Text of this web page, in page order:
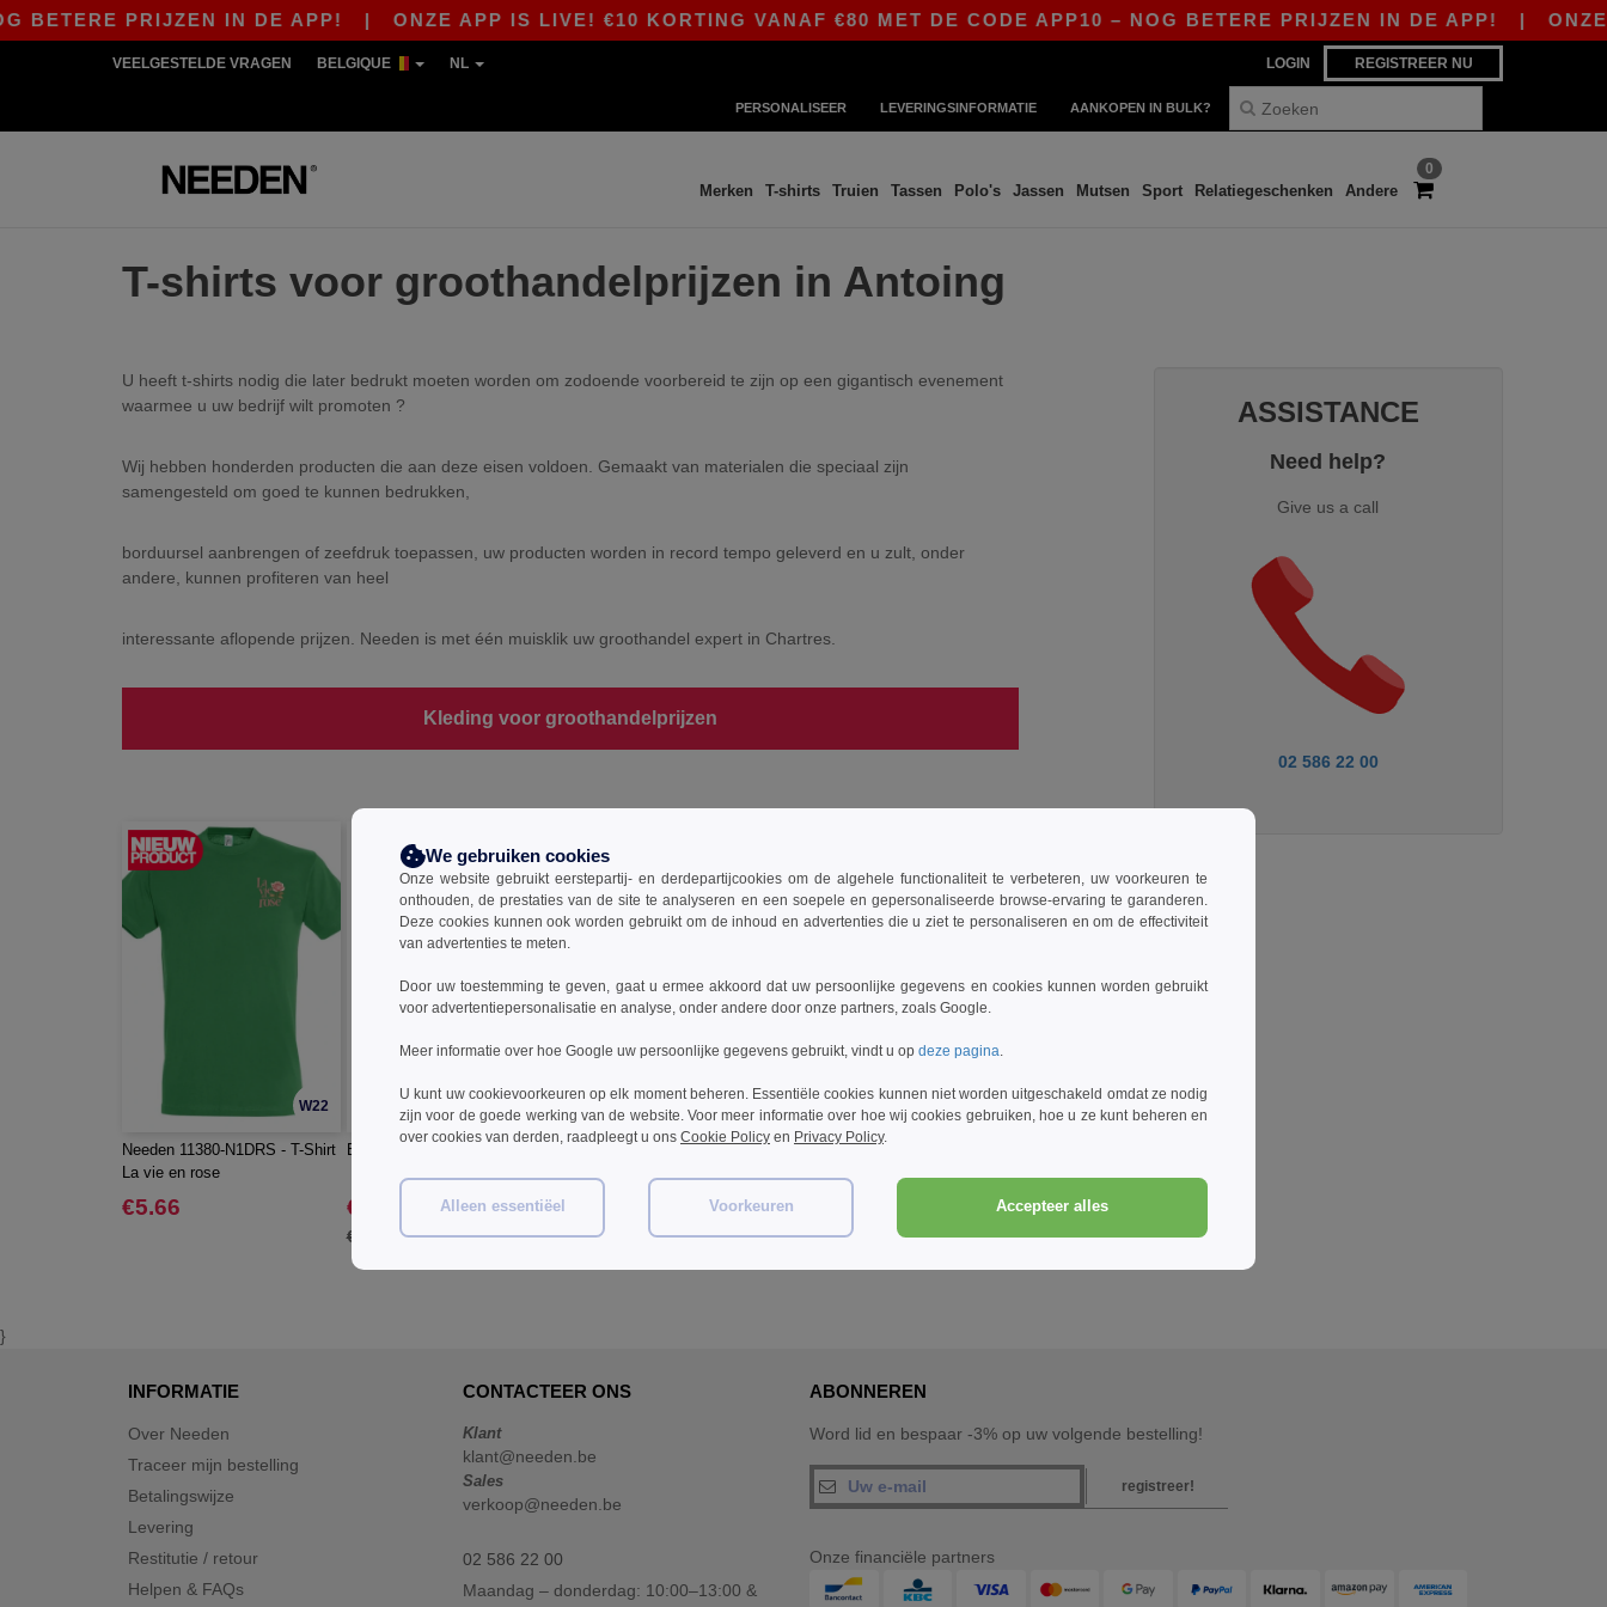
PRIJZEN IN DE APP!|ONZE APP IS LIVE! €10 KORTING VANAF €80 MET DE CODE APP10 – NOG BETERE PRIJZEN IN DE APP!|ONZE
LOGIN REGISTREER NU
VEELGESTELDE VRAGEN BELGIQUE NL
PERSONALISEER LEVERINGSINFORMATIE AANKOPEN IN BULK?
0
Merken T-shirts Truien Tassen Polo's Jassen Mutsen Sport Relatiegeschenken Andere
T-shirts voor groothandelprijzen in Antoing
U heeft t-shirts nodig die later bedrukt moeten worden om zodoende voorbereid te zijn op een gigantisch evenement
waarmee u uw bedrijf wilt promoten ?
Wij hebben honderden producten die aan deze eisen voldoen. Gemaakt van materialen die speciaal zijn
samengesteld om goed te kunnen bedrukken,
borduursel aanbrengen of zeefdruk toepassen, uw producten worden in record tempo geleverd en u zult, onder
andere, kunnen profiteren van heel
interessante aflopende prijzen. Needen is met één muisklik uw groothandel expert in Chartres.
Kleding voor groothandelprijzen
W22
Needen 11380-N1DRS - T-Shirt
La vie en rose
€5.66
B&C BC043 - Tw043 Dames
€4.79
€8.50
-44%
W1
PAS HET AAN!
Gildan GN186 - Ultra Cotton
€12.90
-38%
W1
B&C BC063 - Tee-shirt
€6.50
-36%
ASSISTANCE
Need help?
Give us a call
02 586 22 00
}
INFORMATIE
Over Needen
Traceer mijn bestelling
Betalingswijze
Levering
Restitutie / retour
Helpen & FAQs
CONTACTEER ONS
Klant
klant@needen.be
Sales
verkoop@needen.be
02 586 22 00
Maandag – donderdag: 10:00–13:00 &
ABONNEREN
Word lid en bespaar -3% op uw volgende bestelling!
registreer!
Onze financiële partners
We gebruiken cookies
Onze website gebruikt eerstepartij- en derdepartijcookies om de algehele functionaliteit te verbeteren, uw voorkeuren te
onthouden, de prestaties van de site te analyseren en een soepele en gepersonaliseerde browse-ervaring te garanderen.
Deze cookies kunnen ook worden gebruikt om de inhoud en advertenties die u ziet te personaliseren en om de effectiviteit
van advertenties te meten.
Door uw toestemming te geven, gaat u ermee akkoord dat uw persoonlijke gegevens en cookies kunnen worden gebruikt
voor advertentiepersonalisatie en analyse, onder andere door onze partners, zoals Google.
Meer informatie over hoe Google uw persoonlijke gegevens gebruikt, vindt u op deze pagina
U kunt uw cookievoorkeuren op elk moment beheren. Essentiële cookies kunnen niet worden uitgeschakeld omdat ze nodig
zijn voor de goede werking van de website. Voor meer informatie over hoe wij cookies gebruiken, hoe u ze kunt beheren en
over cookies van derden, raadpleegt u ons Cookie Policy en Privacy Policy.
Alleen essentiëel Voorkeuren Accepteer alles